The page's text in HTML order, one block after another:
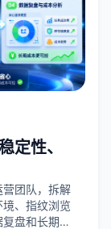
定性、
团队，拆解
、指纹浏览
盘和长期成